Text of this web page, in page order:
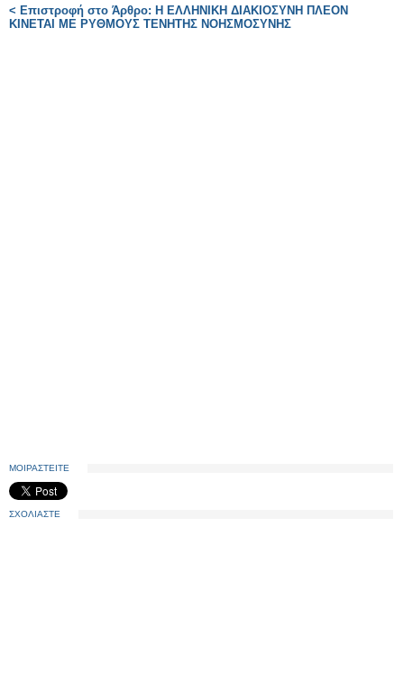
< Επιστροφή στο Άρθρο: Η ΕΛΛΗΝΙΚΗ ΔΙΑΚΙΟΣΥΝΗ ΠΛΕΟΝ
ΚΙΝΕΤΑΙ ΜΕ ΡΥΘΜΟΥΣ ΤΕΝΗΤΗΣ ΝΟΗΣΜΟΣΥΝΗΣ
ΜΟΙΡΑΣΤΕΙΤΕ
ΣΧΟΛΙΑΣΤΕ